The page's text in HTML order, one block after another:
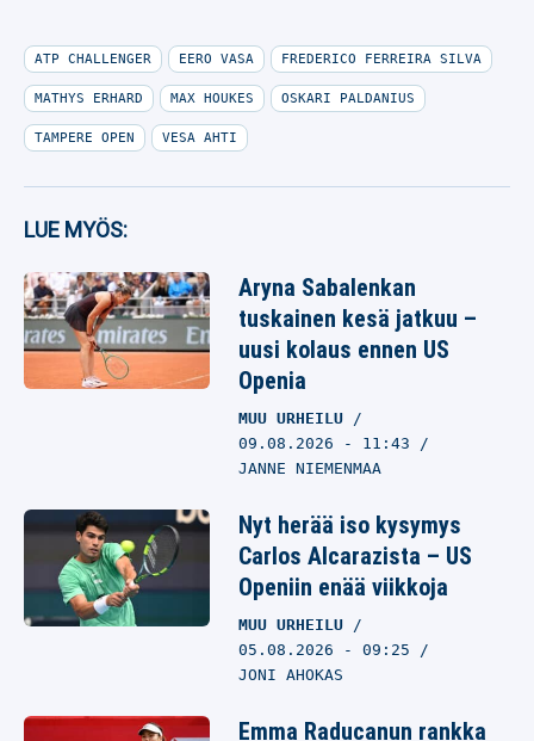
ATP CHALLENGER EERO VASA FREDERICO FERREIRA SILVA
MATHYS ERHARD MAX HOUKES OSKARI PALDANIUS
TAMPERE OPEN VESA AHTI
LUE MYÖS:
Aryna Sabalenkan
tuskainen kesä jatkuu –
uusi kolaus ennen US
Openia
MUU URHEILU
09.08.2026 - 11:43
JANNE NIEMENMAA
Nyt herää iso kysymys
Carlos Alcarazista – US
Openiin enää viikkoja
MUU URHEILU
05.08.2026 - 09:25
JONI AHOKAS
Emma Raducanun rankka